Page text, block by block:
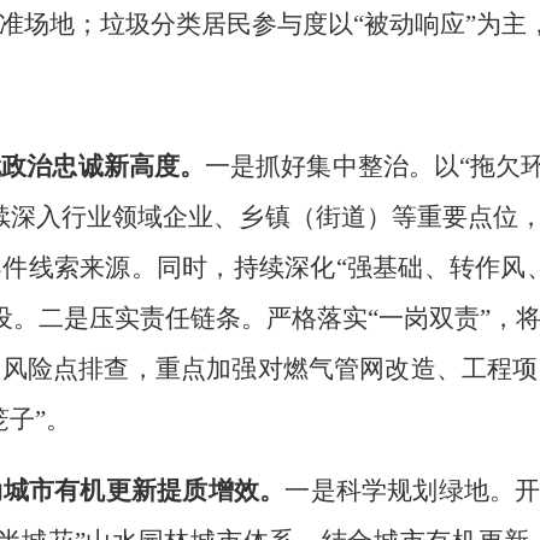
场地；垃圾分类居民参与度以“被动响应”为主
政治忠诚新高度。 一是抓好集中整治。以“拖欠
深入行业领域企业、乡镇（街道）等重要点位
线索来源。 同时，持续深化“强基础、转作风
。二是压实责任链条。严格落实“一岗双责” ，
险点排查，重点加强对燃气管网改造、工程
子”。
市有机更新提质增效。 一是科学规划绿地。